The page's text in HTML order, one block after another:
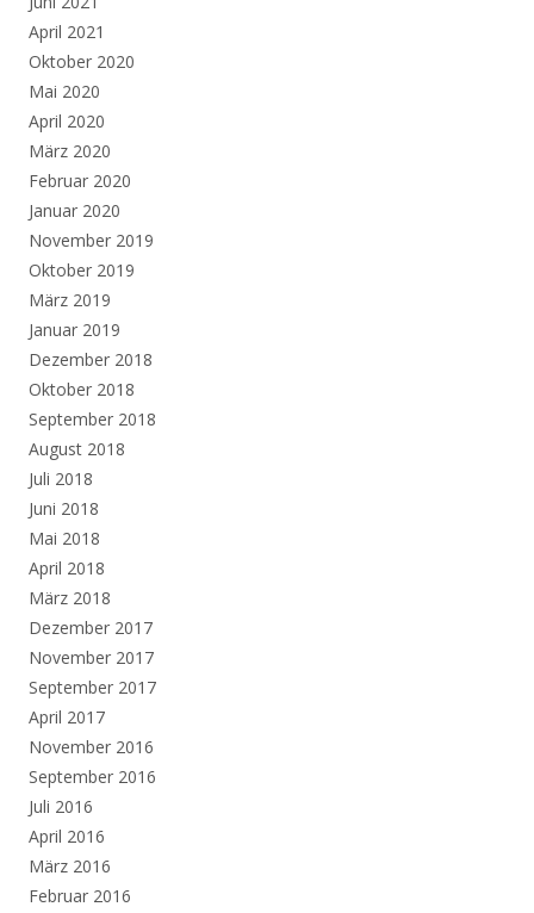
April 2021
Oktober 2020
Mai 2020
April 2020
März 2020
Februar 2020
Januar 2020
November 2019
Oktober 2019
März 2019
Januar 2019
Dezember 2018
Oktober 2018
September 2018
August 2018
Juli 2018
Juni 2018
Mai 2018
April 2018
März 2018
Dezember 2017
November 2017
September 2017
April 2017
November 2016
September 2016
Juli 2016
April 2016
März 2016
Februar 2016